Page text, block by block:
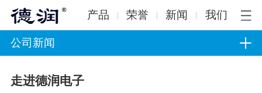
产品 荣誉 新闻 我们
公司新闻
走进德润电子